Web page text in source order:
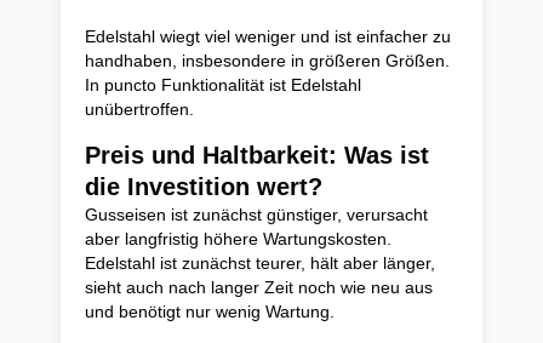
Edelstahl wiegt viel weniger und ist einfacher zu
handhaben, insbesondere in größeren Größen.
In puncto Funktionalität ist Edelstahl
unübertroffen.
Preis und Haltbarkeit: Was ist
die Investition wert?
Gusseisen ist zunächst günstiger, verursacht
aber langfristig höhere Wartungskosten.
Edelstahl ist zunächst teurer, hält aber länger,
sieht auch nach langer Zeit noch wie neu aus
und benötigt nur wenig Wartung.